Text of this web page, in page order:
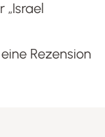
„Israel
Rezension